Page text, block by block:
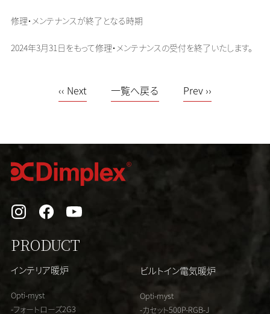
修理・メンテナンスが終了となる時期
2024年3月31日をもって修理・メンテナンスの受付を終了いたします。
‹‹ Next 一覧へ戻る Prev ››
PRODUCT
インテリア暖炉
Opti-myst
-フォートローズ2G3
ビルトイン電気暖炉
Opti-myst
-カセット500P-RGB-J